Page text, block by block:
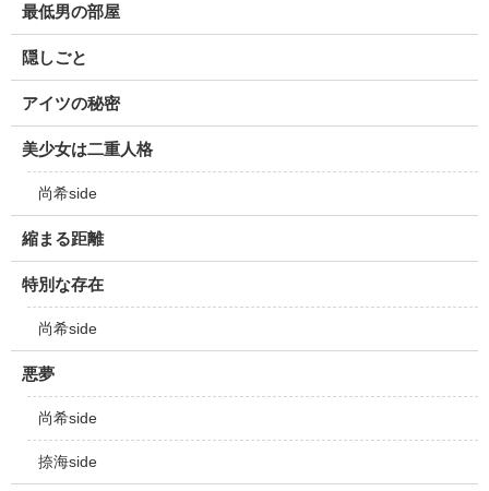
最低男の部屋
隠しごと
アイツの秘密
美少女は二重人格
尚希side
縮まる距離
特別な存在
尚希side
悪夢
尚希side
捺海side